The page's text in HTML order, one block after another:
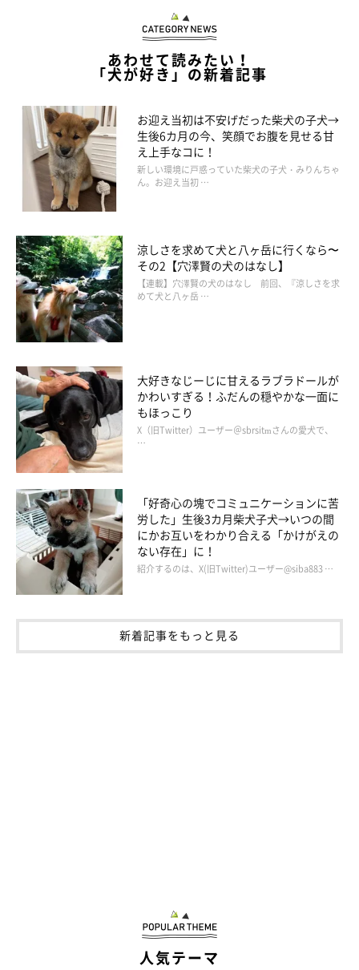
度重なる災害で被害を受けた方々や、命を落とされた方々とその
ご家族、未だに避難所で生活をしていらっしゃるみなさま、家族
と離れ離れになった動物たちのことを考えると、胸が苦しいで
す。
あわせて読みたい！
「犬が好き」の新着記事
お迎え当初は不安げだった柴犬の子犬→
生後6カ月の今、笑顔でお腹を見せる甘
え上手なコに！
新しい環境に戸惑っていた柴犬の子犬・みりんちゃ
ん。お迎え当初 …
涼しさを求めて犬と八ヶ岳に行くなら〜
その2【穴澤賢の犬のはなし】
【連載】穴澤賢の犬のはなし 前回、『涼しさを求
めて犬と八ヶ岳 …
大好きなじーじに甘えるラブラドールが
かわいすぎる！ふだんの穏やかな一面に
もほっこり
X（旧Twitter）ユーザー＠sbrsitmさんの愛犬で、
…
「好奇心の塊でコミュニケーションに苦
労した」生後3カ月柴犬子犬→いつの間
にかお互いをわかり合える「かけがえの
ない存在」に！
紹介するのは、X(旧Twitter)ユーザー@siba883 …
新着記事をもっと見る
人気テーマ